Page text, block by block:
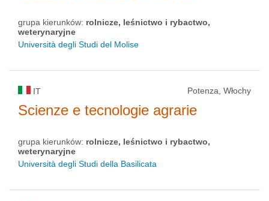
grupa kierunków: rolnicze, leśnictwo i rybactwo,
weterynaryjne
Università degli Studi del Molise
IT Potenza, Włochy
Scienze e tecnologie agrarie
grupa kierunków: rolnicze, leśnictwo i rybactwo,
weterynaryjne
Università degli Studi della Basilicata